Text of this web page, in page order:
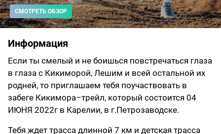
СМОТРЕТЬ ОБЗОР
Информация
Если ты смелый и не боишься повстречаться глаза
в глаза с Кикиморой, Лешим и всей остальной их
родней, то приглашаем тебя поучаствовать в
забеге Кикимора–трейл, который состоится 04
ИЮНЯ 2022г в Карелии, в г.Петрозаводске.
Тебя ждет трасса длинной 7 км и детская трасса